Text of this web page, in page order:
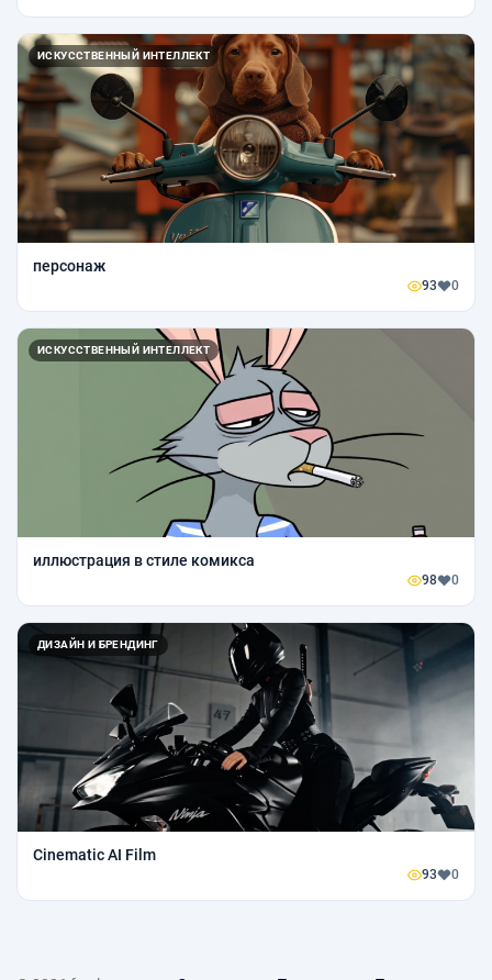
ИСКУССТВЕННЫЙ ИНТЕЛЛЕКТ
персонаж
93 0
ИСКУССТВЕННЫЙ ИНТЕЛЛЕКТ
иллюстрация в стиле комикса
98 0
ДИЗАЙН И БРЕНДИНГ
Cinematic AI Film
93 0